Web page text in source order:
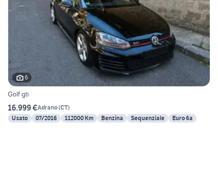
6
Golf gti
16.999 €Adrano(CT)
Usato
07/2016 112000 Km Benzina Sequenziale Euro 6a